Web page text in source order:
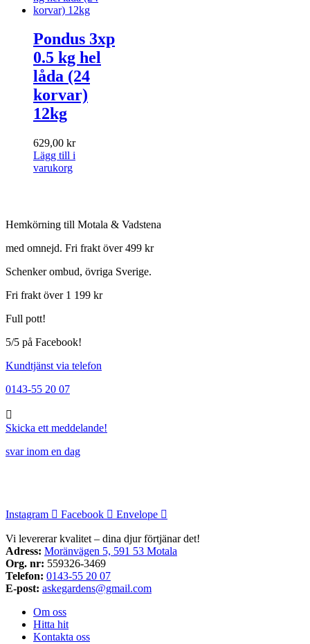
Pondus 3xp
0.5 kg hel
låda (24
korvar)
12kg
629,00 kr
Lägg till i
varukorg
Hemkörning till Motala & Vadstena
med omnejd. Fri frakt över 499 kr
Schenker ombud, övriga Sverige.
Fri frakt över 1 199 kr
Full pott!
5/5 på Facebook!
Kundtjänst via telefon
0143-55 20 07
Skicka ett meddelande!
svar inom en dag
Instagram Facebook Envelope
Vi levererar kvalitet – dina djur förtjänar det!
Adress: Moränvägen 5, 591 53 Motala
Org. nr: 559326-3469
Telefon: 0143-55 20 07
E-post: askegardens@gmail.com
Om oss
Hitta hit
Kontakta oss